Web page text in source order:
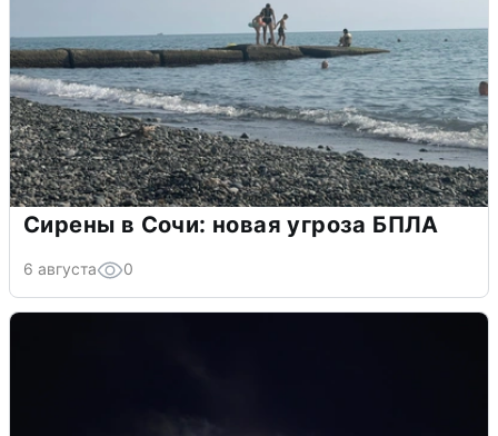
Сирены в Сочи: новая угроза БПЛА
6 августа 0